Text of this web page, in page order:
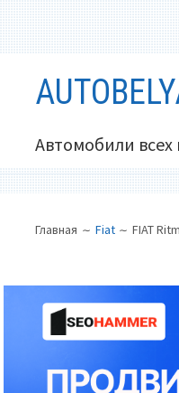
содержимому
Автомобили
МЕНЮ
САЙТЕ
(ХЛЕБНЫЕ
КРОШКИ)
Главная Fiat FIAT